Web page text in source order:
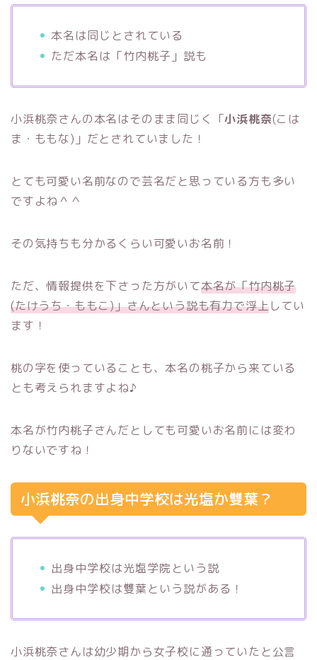
本名は同じとされている
ただ本名は「竹内桃子」説も
小浜桃奈さんの本名はそのまま同じく「小浜桃奈(こは
ま・ももな)」だとされていました！
とても可愛い名前なので芸名だと思っている方も多い
ですよね＾＾
その気持ちも分かるくらい可愛いお名前！
ただ、情報提供を下さった方がいて本名が「竹内桃子
(たけうち・ももこ)」さんという説も有力で浮上してい
ます！
桃の字を使っていることも、本名の桃子から来ている
とも考えられますよね♪
本名が竹内桃子さんだとしても可愛いお名前には変わ
りないですね！
小浜桃奈の出身中学校は光塩か雙葉？
出身中学校は光塩学院という説
出身中学校は雙葉という説がある！
小浜桃奈さんは幼少期から女子校に通っていたと公言